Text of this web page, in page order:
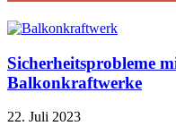
Sicherheitsprobleme
Balkonkraftwerke
22. Juli 2023